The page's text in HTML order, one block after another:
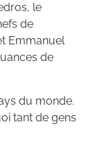
le
de
Emmanuel
de
du monde.
tant de gens